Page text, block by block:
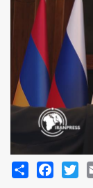
Share
FacebookTwitter